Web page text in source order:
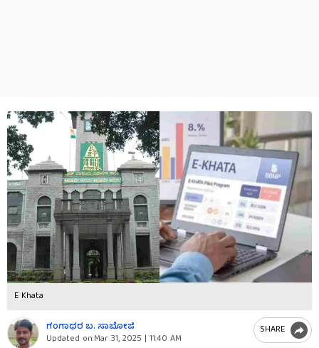
E Khata
ಗಂಗಾಧರ​ ಬ. ಸಾಬೋಜಿ
Updated on:Mar 31, 2025 | 11:40 AM
SHARE